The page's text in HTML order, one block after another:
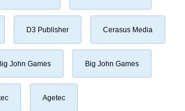
D3 Publisher Cerasus Media
John Games Big John Games
Agetec